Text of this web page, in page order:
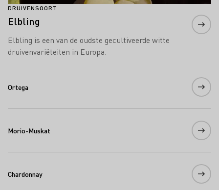
DRUIVENSOORT
Elbling
Elbling is een van de oudste gecultiveerde witte
druivenvariëteiten in Europa.
Ortega
Morio-Muskat
Chardonnay